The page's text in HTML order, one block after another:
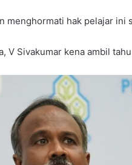
menghormati hak pelajar ini
V Sivakumar kena ambil